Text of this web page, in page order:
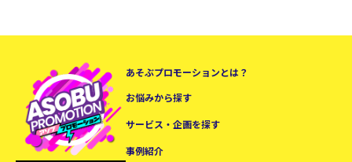
あそぶプロモーションとは？
お悩みから探す
サービス・企画を探す
事例紹介